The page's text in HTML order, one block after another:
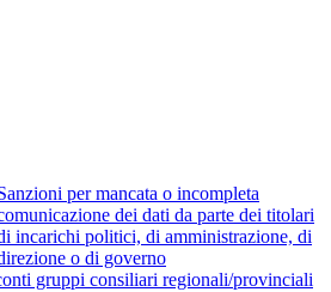
per mancata o incompleta
dei dati da parte dei titolari
incarichi politici, di amministrazione, di
o di governo
gruppi consiliari regionali/provinciali